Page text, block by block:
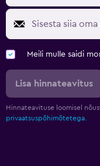
Meili mulle saidi
Lisa hinnateavitus
Hinnateavituse loomisel
privaatsuspõhimõtetega.